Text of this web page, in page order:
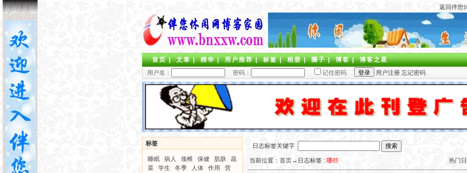
返回伴您
首页|文章|精华|用户推荐|标签|相册|圈子|博客|博客之星
用户名：
密码： 记住密码 用户注册 忘记密码
标签
睡眠 病人 颈椎 保健 肌肤
蔬
菜
学生 冬季 人体 作用
营
日志标签关键字
当前位置： 首页→日志标签 : 哪些 热门